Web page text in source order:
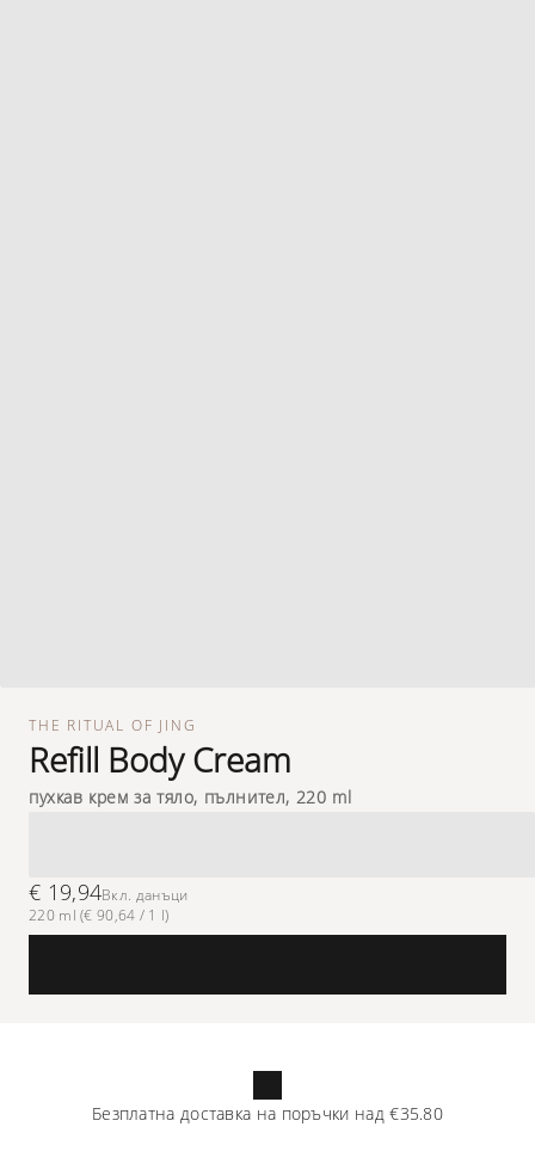
THE RITUAL OF JING
Refill Body Cream
пухкав крем за тяло, пълнител, 220 ml
€ 19,94Вкл. данъци
220 ml (€ 90,64 / 1 l)
Безплатна доставка на поръчки над €35.80